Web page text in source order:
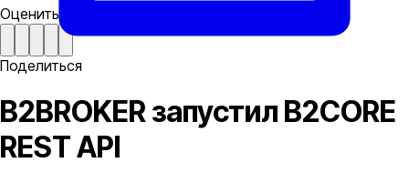
Оценить статью
Поделиться
B2BROKER запустил B2CORE
REST API